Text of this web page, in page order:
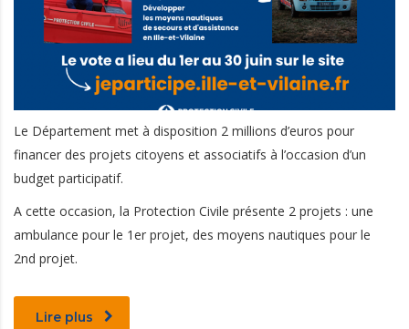
Le Département met à disposition 2 millions d’euros pour
financer des projets citoyens et associatifs à l’occasion d’un
budget participatif.
A cette occasion, la Protection Civile présente 2 projets : une
ambulance pour le 1er projet, des moyens nautiques pour le
2nd projet.
Lire plus